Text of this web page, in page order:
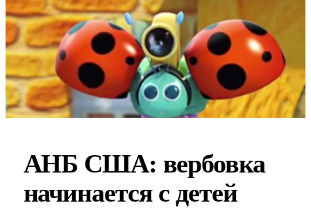
АНБ США: вербовка
начинается с детей